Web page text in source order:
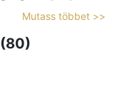
Mutass többet >>
(80)